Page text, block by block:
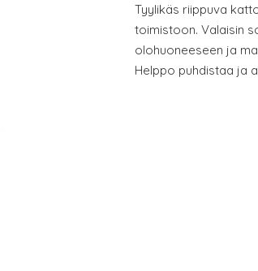
Tyylikäs riippuva
toimistoon. Valaisin
olohuoneeseen ja
Helppo puhdistaa ja